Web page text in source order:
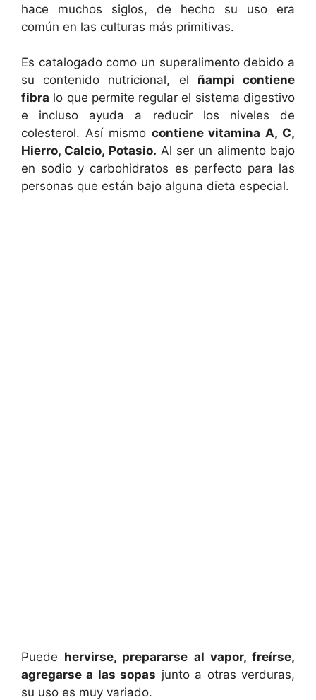
hace muchos siglos, de hecho su uso era
común en las culturas más primitivas.
Es catalogado como un superalimento debido a
su contenido nutricional, el ñampi contiene
fibra lo que permite regular el sistema digestivo
e incluso ayuda a reducir los niveles de
colesterol. Así mismo contiene vitamina A, C,
Hierro, Calcio, Potasio. Al ser un alimento bajo
en sodio y carbohidratos es perfecto para las
personas que están bajo alguna dieta especial.
Puede hervirse, prepararse al vapor, freírse,
agregarse a las sopas junto a otras verduras,
su uso es muy variado.